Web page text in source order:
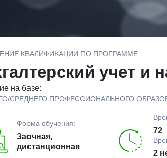
КВАЛИФИКАЦИИ ПО ПРОГРАММЕ:
учет и
на базе:
СРЕДНЕГО ПРОФЕССИОНАЛЬНОГО
Форма обучения:
Заочная,
дистанционная
72
2